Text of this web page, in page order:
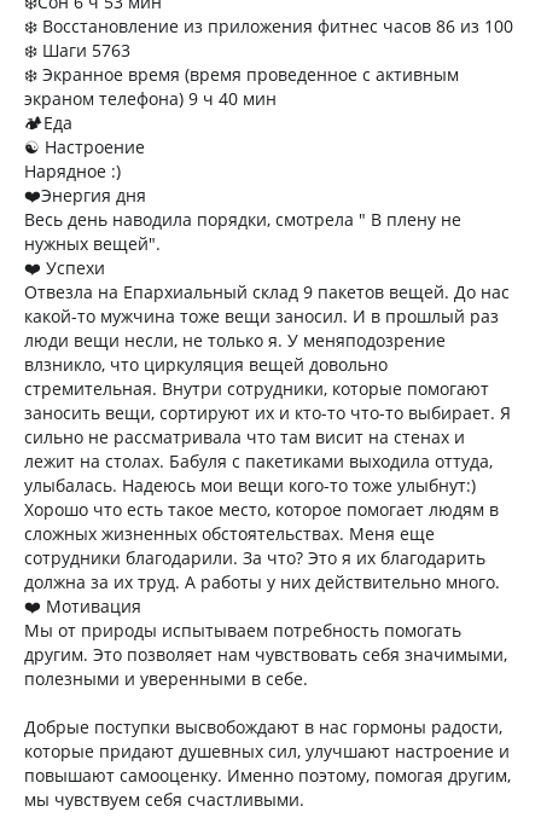
❄️ Восстановление из приложения фитнес часов 86 из 100
❄️ Шаги 5763
❄️ Экранное время (время проведенное с активным
экраном телефона) 9 ч 40 мин
🏕Еда
☯️ Настроение
Нарядное :)
❤️Энергия дня
Весь день наводила порядки, смотрела " В плену не
нужных вещей".
❤️ Успехи
Отвезла на Епархиальный склад 9 пакетов вещей. До нас
какой-то мужчина тоже вещи заносил. И в прошлый раз
люди вещи несли, не только я. У меняподозрение
влзникло, что циркуляция вещей довольно
стремительная. Внутри сотрудники, которые помогают
заносить вещи, сортируют их и кто-то что-то выбирает. Я
сильно не рассматривала что там висит на стенах и
лежит на столах. Бабуля с пакетиками выходила оттуда,
улыбалась. Надеюсь мои вещи кого-то тоже улыбнут:)
Хорошо что есть такое место, которое помогает людям в
сложных жизненных обстоятельствах. Меня еще
сотрудники благодарили. За что? Это я их благодарить
должна за их труд. А работы у них действительно много.
❤️ Мотивация
Мы от природы испытываем потребность помогать
другим. Это позволяет нам чувствовать себя значимыми,
полезными и уверенными в себе.
Добрые поступки высвобождают в нас гормоны радости,
которые придают душевных сил, улучшают настроение и
повышают самооценку. Именно поэтому, помогая другим,
мы чувствуем себя счастливыми.